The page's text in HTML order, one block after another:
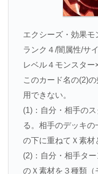
エクシーズ・効果モ
ランク４/闇属性/サ
レベル４モンスター
このカード名の(2)
用できない。
(1)：自分・相手の
る。相手のデッキ
の下に重ねてＸ素材
(2)：自分・相手タ
のＸ素材を３種類（